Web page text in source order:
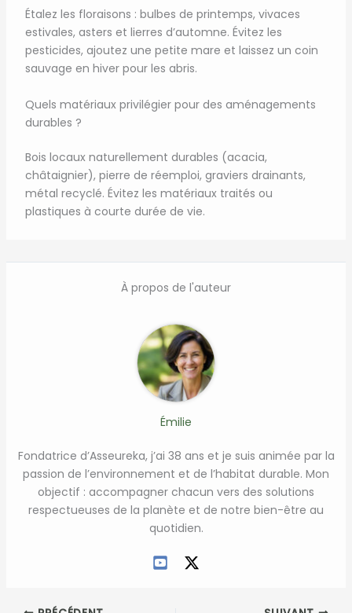
Étalez les floraisons : bulbes de printemps, vivaces
estivales, asters et lierres d’automne. Évitez les
pesticides, ajoutez une petite mare et laissez un coin
sauvage en hiver pour les abris.
Quels matériaux privilégier pour des aménagements
durables ?
Bois locaux naturellement durables (acacia,
châtaignier), pierre de réemploi, graviers drainants,
métal recyclé. Évitez les matériaux traités ou
plastiques à courte durée de vie.
À propos de l'auteur
Émilie
Fondatrice d’Asseureka, j’ai 38 ans et je suis animée par la
passion de l’environnement et de l’habitat durable. Mon
objectif : accompagner chacun vers des solutions
respectueuses de la planète et de notre bien-être au
quotidien.